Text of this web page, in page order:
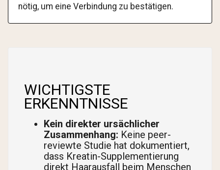
nötig, um eine Verbindung zu bestätigen.
WICHTIGSTE
ERKENNTNISSE
Kein direkter ursächlicher
Zusammenhang: Keine peer-
reviewte Studie hat dokumentiert,
dass Kreatin-Supplementierung
direkt Haarausfall beim Menschen